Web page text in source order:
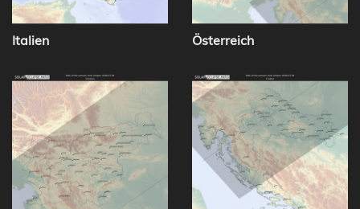
Italien Österreich